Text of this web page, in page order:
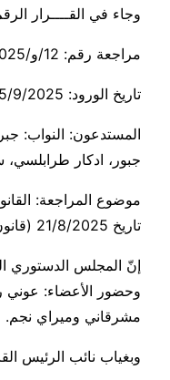
وجاء في القــــرار الرقم: 16/2025 تاريخ: 3/10/
مراجعة رقم: 12/و/2025
تاريخ الورود: 5/9/2025
المستدعون: النواب:
جبور، ادكار طرابلسي،
تاريخ 21/8/2025 (قانون إصلاح وضع المصارف في لبنان وإعادة تنظيمها).
وحضور الأعضاء: عوني
مشرقاني وميراي نجم.
وبغياب نائب الرئيس